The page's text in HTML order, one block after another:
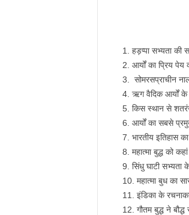
हड़प्पा सभ्यता की
आर्यों का प्रिय पेय
सोमरसप्राचीन
ऋग वैदिक आर्यों के
किस स्थान से
आर्यों का सबसे
भारतीय इतिहास
महात्मा बुद्ध को
सिंधु घाटी
महात्मा बुध का
इंडिका के
गौतम बुद्ध ने